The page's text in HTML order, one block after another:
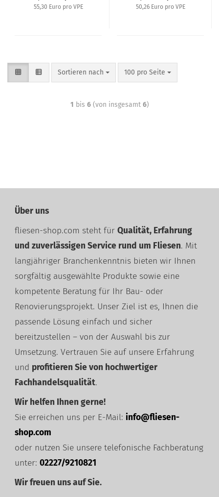
55,30 Euro pro VPE 50,26 Euro pro VPE
Sortieren nach 100 pro Seite
1 bis 6(von insgesamt 6)
Über uns
fliesen-shop.com steht für Qualität, Erfahrung
und zuverlässigen Service rund um Fliesen. Mit
langjähriger Branchenkenntnis bieten wir Ihnen
sorgfältig ausgewählte Produkte sowie eine
kompetente Beratung für Ihr Bau- oder
Renovierungsprojekt. Unser Ziel ist es, Ihnen die
passende Lösung einfach und sicher
bereitzustellen – von der Auswahl bis zur
Umsetzung. Vertrauen Sie auf unsere Erfahrung
und profitieren Sie von hochwertiger
Fachhandelsqualität.
Wir helfen Ihnen gerne!
Sie erreichen uns per E-Mail: info@fliesen-
shop.com
oder nutzen Sie unsere telefonische Fachberatung
unter: 02227/9210821
Wir freuen uns auf Sie.